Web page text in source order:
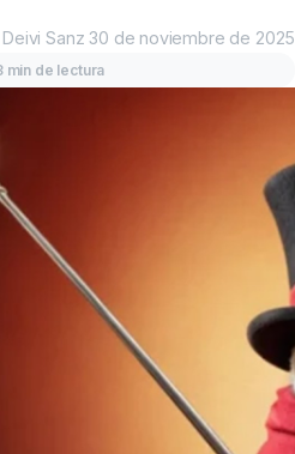
Sanz 30 de noviembre de 2025
min de lectura